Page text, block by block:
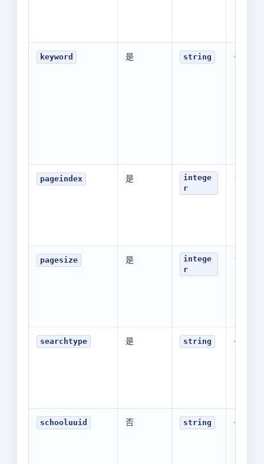
keyword 是 string -
pageindex 是
intege
r
1
pagesize 是
intege
r
10
searchtype 是 string -
schooluuid 否 string -